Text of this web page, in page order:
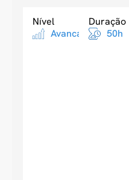
Nível
Avancado
Duração
50h